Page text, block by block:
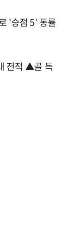
'승점 5' 동률
전적 ▲골 득